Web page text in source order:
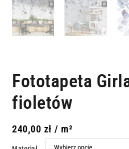
Fototapeta
fioletów
240,00 zł / m²